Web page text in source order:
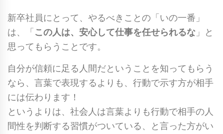
新卒社員にとって、やるべきことの「いの一番」
は、「この人は、安心して仕事を任せられるな 」と
思ってもらうことです。
自分が信頼に足る人間だということを知ってもらう
なら、言葉で表現するよりも、行動で示す方が相手
には伝わります！
というよりは、社会人は言葉よりも行動で相手の人
間性を判断する習慣がついている、と言った方がい